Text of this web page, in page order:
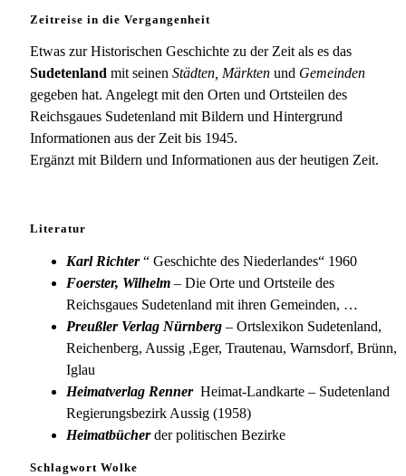
Meltsch
Zeitreise in die Vergangenheit
Etwas zur Historischen Geschichte zu der Zeit als es das
Sudetenland mit seinen Städten, Märkten und Gemeinden
gegeben hat. Angelegt mit den Orten und Ortsteilen des
Reichsgaues Sudetenland mit Bildern und Hintergrund
Informationen aus der Zeit bis 1945.
Ergänzt mit Bildern und Informationen aus der heutigen Zeit.
Literatur
Karl Richter“ Geschichte des Niederlandes“ 1960
Foerster, Wilhelm – Die Orte und Ortsteile des
Reichsgaues Sudetenland mit ihren Gemeinden, …
Preußler Verlag Nürnberg – Ortslexikon Sudetenland,
Reichenberg, Aussig ,Eger, Trautenau, Warnsdorf, Brünn,
Iglau
Heimatverlag Renner Heimat-Landkarte – Sudetenland
Regierungsbezirk Aussig (1958)
Heimatbücherder politischen Bezirke
Schlagwort Wolke